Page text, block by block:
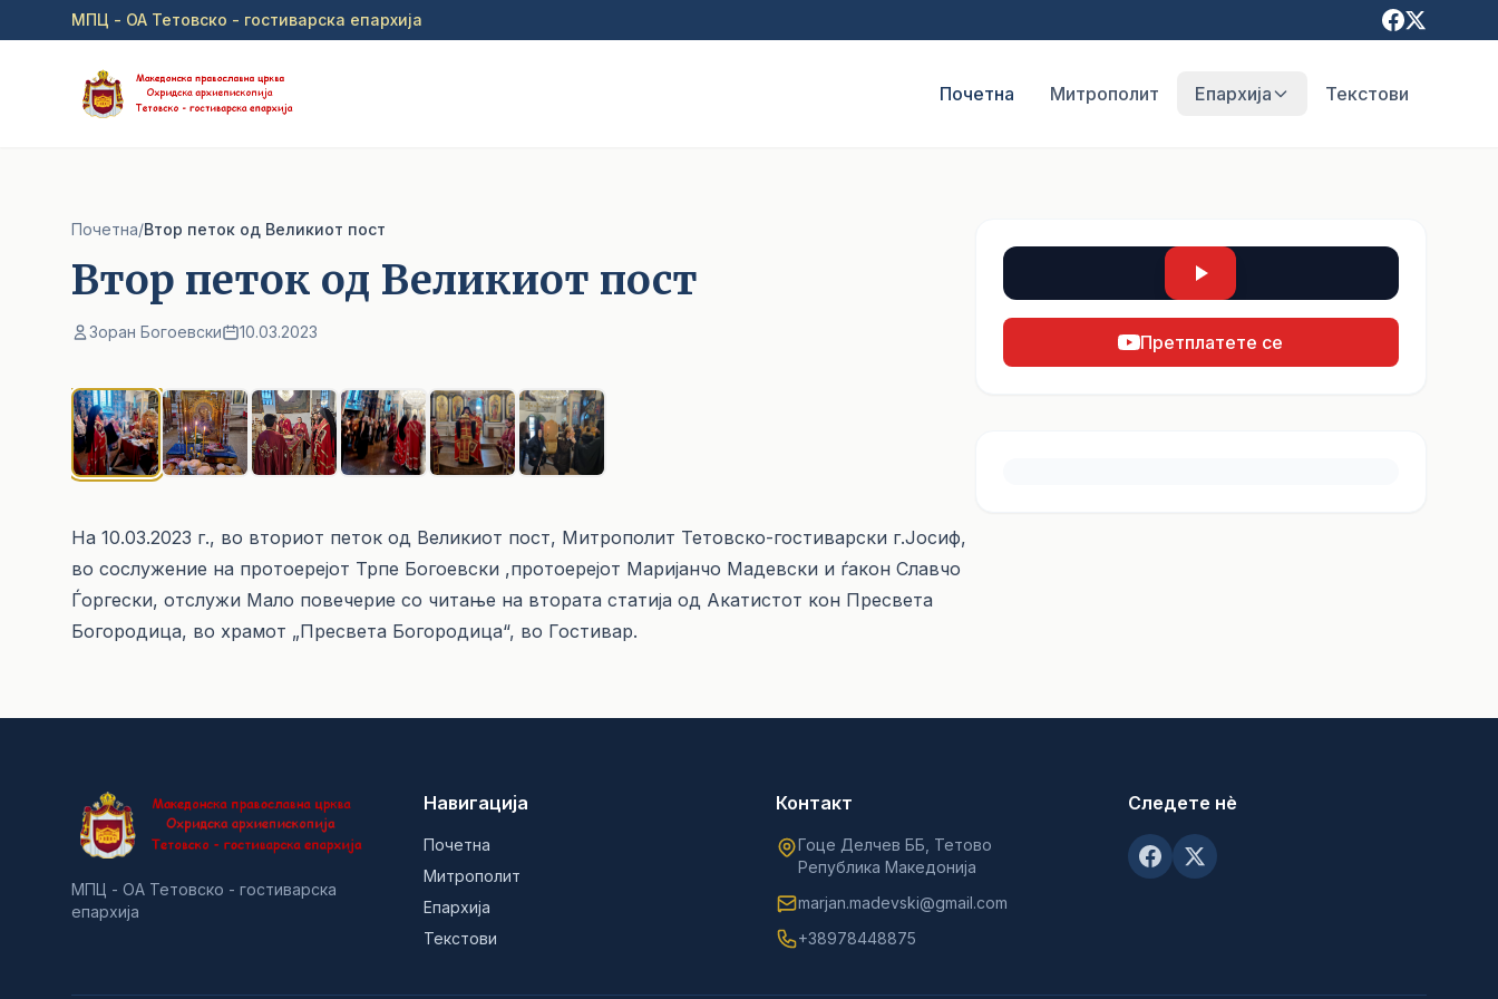
Прејди на главна содржина
МПЦ - ОА Тетовско - гостиварска епархија
Почетна Митрополит Епархија Текстови
Почетна/Bтор петок од Великиот пост
Bтор петок од Великиот пост
Зоран Богоевски 10.03.2023
На 10.03.2023 г., во вториот петок од Великиот пост, Митрополит Тетовско-гостиварски г.Јосиф,
во сослужение на протоерејот Трпе Богоевски ,протоерејот Маријанчо Мадевски и ѓакон Славчо
Ѓоргески, отслужи Мало повечерие со читање на втората статија од Акатистот кон Пресвета
Богородица, во храмот „Пресвета Богородица“, во Гостивар.
Претплатете се
МПЦ - ОА Тетовско - гостиварска
епархија
Навигација
Почетна
Митрополит
Епархија
Текстови
Контакт
Гоце Делчев ББ, Тетово
Република Македонија
marjan.madevski@gmail.com
+38978448875
Следете нè